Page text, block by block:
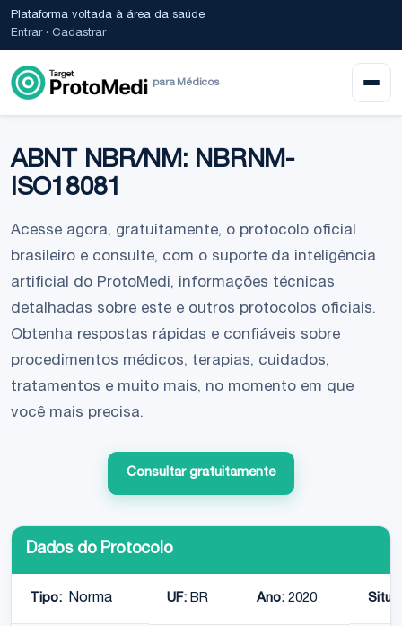
Plataforma voltada à área da saúde
Entrar· Cadastrar
para Médicos
ABNT NBR/NM: NBRNM-
ISO18081
Acesse agora, gratuitamente, o protocolo oficial
brasileiro e consulte, com o suporte da inteligência
artificial do ProtoMedi, informações técnicas
detalhadas sobre este e outros protocolos oficiais.
Obtenha respostas rápidas e confiáveis sobre
procedimentos médicos, terapias, cuidados,
tratamentos e muito mais, no momento em que
você mais precisa.
Consultar gratuitamente
Dados do Protocolo
Tipo: Norma UF: BR Ano: 2020